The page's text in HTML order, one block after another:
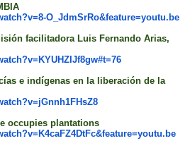
O_JdmSrRo&feature=youtu.be
facilitadora Luis Fernando Arias,
e indígenas en la liberación de la
occupies plantations